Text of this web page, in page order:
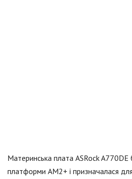
Материнська плата ASRock
платформи АМ2+ і призначалася для